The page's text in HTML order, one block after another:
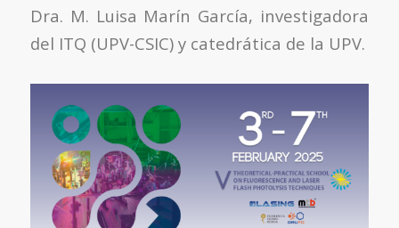
Dra. M. Luisa Marín García, investigadora
del ITQ (UPV-CSIC) y catedrática de la UPV.